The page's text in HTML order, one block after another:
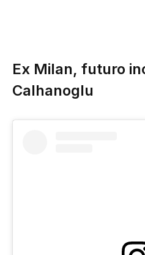
Ex Milan, futuro
Calhanoglu